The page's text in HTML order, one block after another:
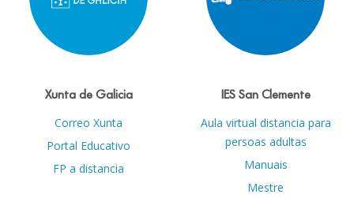
Xunta de Galicia
Correo Xunta
Portal Educativo
FP a distancia
IES San Clemente
Aula virtual distancia para
persoas adultas
Manuais
Mestre